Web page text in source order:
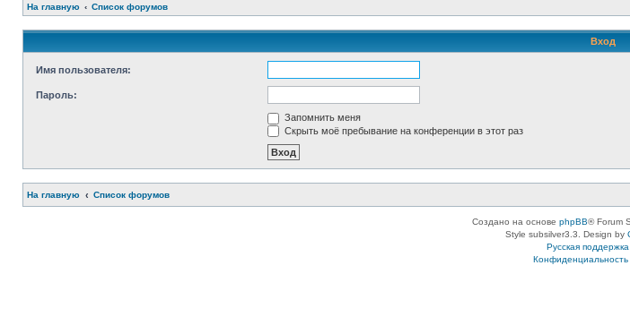
На главную Список форумов
Вход
Имя пользователя:
Пароль:
Запомнить меня
Скрыть моё пребывание на конференции в этот раз
На главную Список форумов
Создано на основе phpBB® Forum
Style subsilver3.3. Design by
Русская
Конфиденциальность